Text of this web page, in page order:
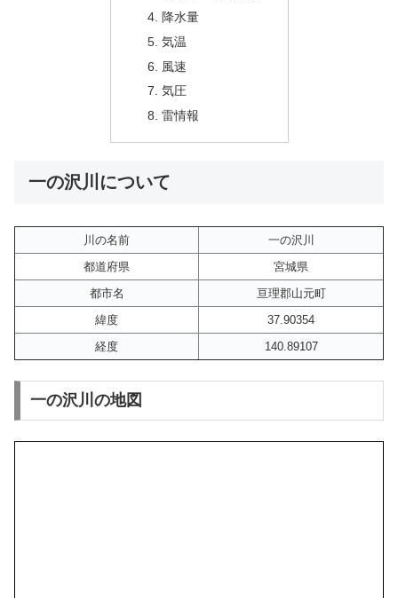
降水量
気温
風速
気圧
雷情報
一の沢川について
川の名前
一の沢川
都道府県
宮城県
都市名
亘理郡山元町
緯度
37.90354
経度
140.89107
一の沢川の地図